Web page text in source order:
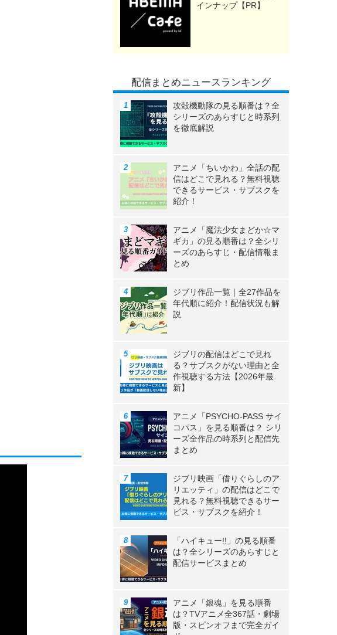
インナップ【PR】
配信まとめニュースランキング
攻殻機動隊の見る順番は？全
シリーズのあらすじと時系列
を徹底解説
アニメ「ちいかわ」全話の配
信はどこで見れる？無料視聴
できるサービス・サブスクを
紹介！
アニメ「魔法少女まどか☆マ
ギカ」の見る順番は？全シリ
ーズのあらすじ・配信情報ま
とめ
ジブリ作品一覧｜全27作品を
年代順に紹介！配信状況も解
説
ジブリの配信はどこで見れ
る？サブスクがない理由と全
作視聴する方法【2026年最
新】
アニメ「PSYCHO-PASS サイ
コパス」を見る順番は？ シリ
ーズ全作品の時系列と配信先
まとめ
ジブリ映画「借りぐらしのア
リエッティ」の配信はどこで
見れる？無料視聴できるサー
ビス・サブスクを紹介！
「ハイキュー!!」の見る順番
は？全シリーズのあらすじと
配信サービスまとめ
アニメ「銀魂」を見る順番
は？TVアニメ全367話・劇場
版・スピンオフまで完全ガイ